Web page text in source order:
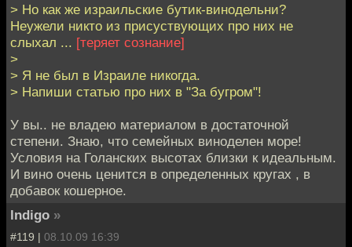
> Но как же израильские бутик-винодельни?
Неужели никто из присуствующих про них не
слыхал ... [теряет сознание]
>
> Я не был в Израиле никогда.
> Напиши статью про них в "За бугром"!
У вы.. не владею материалом в достаточной
степени. Знаю, что семейных виноделен море!
Условия на Голанских высотах близки к идеальным.
И вино очень ценится в определенных кругах , в
добавок кошерное.
lndigo »
#119 | 08.10.09 16:39